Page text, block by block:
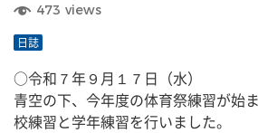
473 views
日誌
○令和７年９月１７日（水）
青空の下、今年度の体育祭練習が始
校練習と学年練習を行いました。